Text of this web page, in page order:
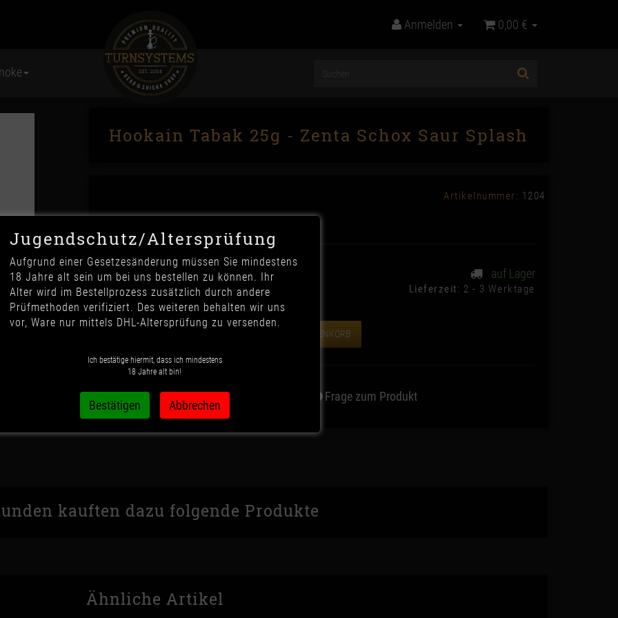
Anmelden 0,00 €
Hookain Tabak 25g - Zenta Schox Saur Splash
Artikelnummer: 1204
4,20 € *
16,80 € pro 100 g *
auf Lager
Lieferzeit: 2 - 3 Werktage
IN DEN WARENKORB
Wunschzettel Vergleichsliste Frage zum Produkt
kauften dazu folgende Produkte
Ähnliche Artikel
Jugendschutz/Altersprüfung
Aufgrund einer Gesetzesänderung müssen Sie mindestens
18 Jahre alt sein um bei uns bestellen zu können. Ihr
Alter wird im Bestellprozess zusätzlich durch andere
Prüfmethoden verifiziert. Des weiteren behalten wir uns
vor, Ware nur mittels DHL-Altersprüfung zu versenden.
Ich bestätige hiermit, dass ich mindestens
18 Jahre alt bin!